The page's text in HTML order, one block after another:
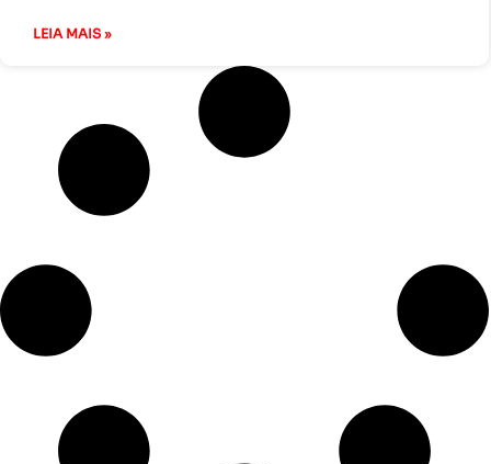
LEIA MAIS »